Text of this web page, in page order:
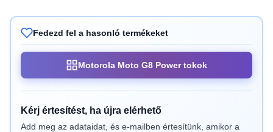
Fedezd fel a hasonló termékeket
Motorola Moto G8 Power tokok
Kérj értesítést, ha újra elérhető
Add meg az adataidat, és e-mailben értesítünk, amikor a